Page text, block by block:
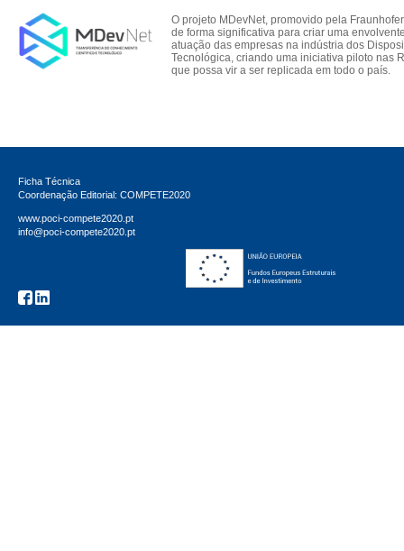
O projeto MDevNet, promovido pela
de forma significativa para criar uma
atuação das empresas na indústria dos
Tecnológica, criando uma iniciativa piloto nas
que possa vir a ser replicada em todo o país.
Ficha Técnica
Coordenação Editorial: COMPETE2020
www.poci-compete2020.pt
info@poci-compete2020.pt